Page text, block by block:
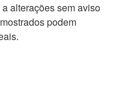
alterações sem aviso
podem